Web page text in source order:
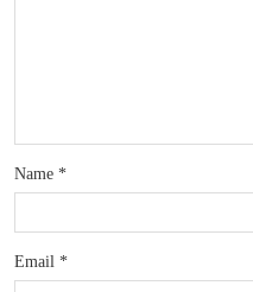
Name *
Email *